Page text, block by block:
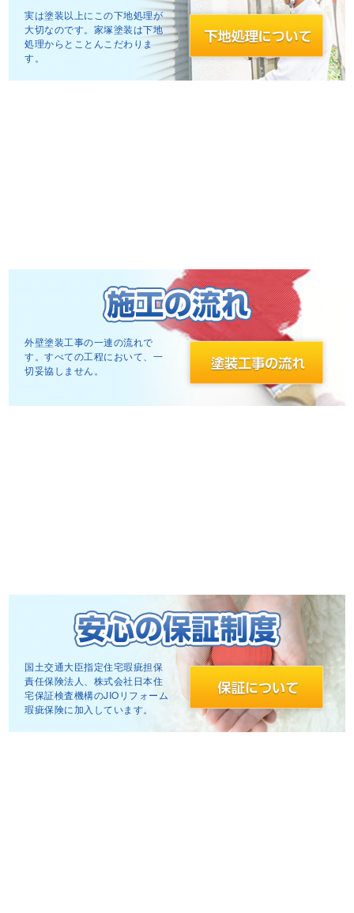
実は塗装以上にこの下地処理が
大切なのです。家塚塗装は下地
処理からとことんこだわりま
す。
外壁塗装工事の一連の流れで
す。すべての工程において、一
切妥協しません。
国土交通大臣指定住宅瑕疵担保
責任保険法人、株式会社日本住
宅保証検査機構のJIOリフォーム
瑕疵保険に加入しています。